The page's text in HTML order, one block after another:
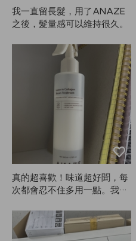
我一直留長髮，用了ANAZE
之後，髮量感可以維持很久。
真的超喜歡！味道超好聞，每
次都會忍不住多用一點。我是
頭髮就像剛做完造型一樣蓬
鬆，捲度也超美。真的會一直